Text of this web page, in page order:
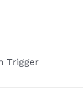
Trigger